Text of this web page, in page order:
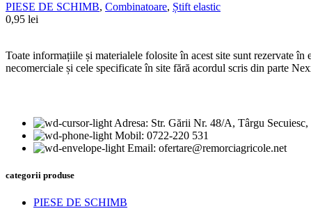
PIESE DE SCHIMB, Combinatoare, Știft elastic
0,95 lei
Toate informațiile și materialele folosite în acest site sunt rezervate
necomerciale și cele specificate în site fără acordul scris din parte
Adresa: Str. Gării Nr. 48/A, Târgu Secuiesc,
Mobil: 0722-220 531
Email: ofertare@remorciagricole.net
categorii produse
PIESE DE SCHIMB